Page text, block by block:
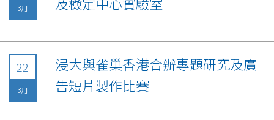
3月
及檢定中心實驗室
22
3月
浸大與雀巢香港合辦專題研究及廣
告短片製作比賽